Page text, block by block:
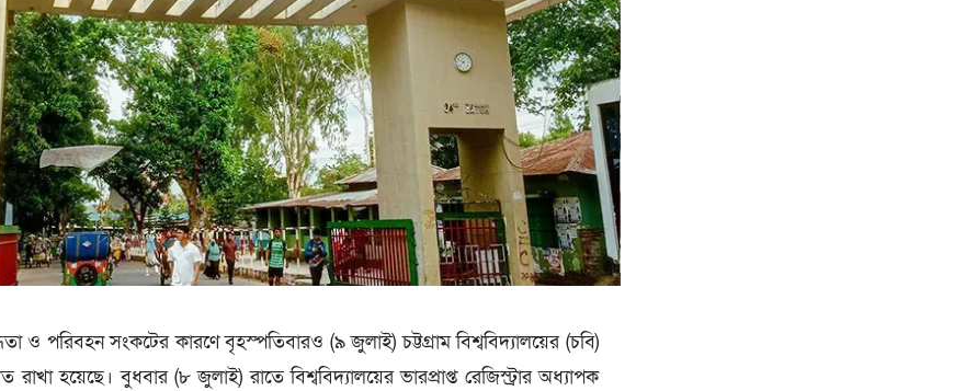
ও পরিবহন সংকটের কারণে বৃহস্পতিবারও (৯ জুলাই) চট্টগ্রাম বিশ্ববিদ্যালয়ের (চবি)
রাখা হয়েছে। বুধবার (৮ জুলাই) রাতে বিশ্ববিদ্যালয়ের ভারপ্রাপ্ত রেজিস্ট্রার অধ্যাপক